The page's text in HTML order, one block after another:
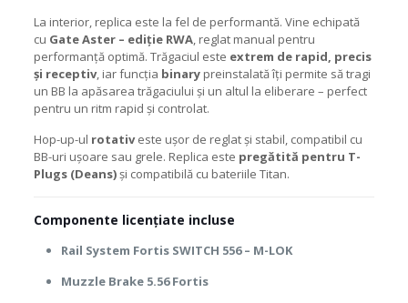
La interior, replica este la fel de performantă. Vine echipată
cu Gate Aster – ediție RWA, reglat manual pentru
performanță optimă. Trăgaciul este extrem de rapid, precis
și receptiv, iar funcția binarypreinstalată îți permite să tragi
un BB la apăsarea trăgaciului și un altul la eliberare – perfect
pentru un ritm rapid și controlat.
Hop-up-ul rotativeste ușor de reglat și stabil, compatibil cu
BB-uri ușoare sau grele. Replica este pregătită pentru T-
Plugs (Deans)și compatibilă cu bateriile Titan.
Componente licențiate incluse
Rail System Fortis SWITCH 556 – M-LOK
Muzzle Brake 5.56 Fortis